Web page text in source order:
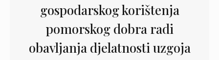
gospodarskog korištenja
pomorskog dobra radi
obavljanja djelatnosti uzgoja